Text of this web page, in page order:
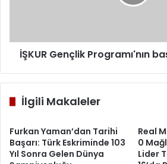
İŞKUR Gençlik Programı'nın
İlgili Makaleler
Furkan Yaman’dan Tarihi
Başarı: Türk Eskriminde 103
Yıl Sonra Gelen Dünya
Real
0
Lider